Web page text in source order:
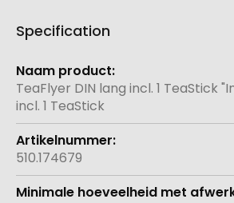
Specification
Meer
informatie
TeaFlyer DIN lang incl. 1 TeaStick
incl. 1 TeaStick
510.174679